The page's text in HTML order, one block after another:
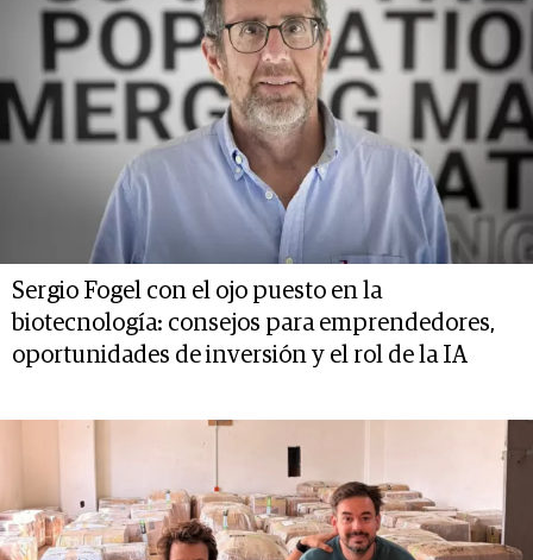
Sergio Fogel con el ojo puesto en la
biotecnología: consejos para emprendedores,
oportunidades de inversión y el rol de la IA